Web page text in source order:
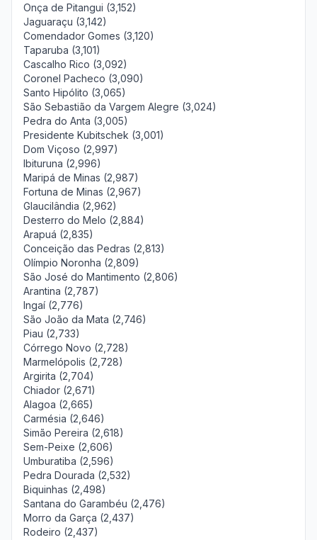
Onça de Pitangui (3,152)
Jaguaraçu (3,142)
Comendador Gomes (3,120)
Taparuba (3,101)
Cascalho Rico (3,092)
Coronel Pacheco (3,090)
Santo Hipólito (3,065)
São Sebastião da Vargem Alegre (3,024)
Pedra do Anta (3,005)
Presidente Kubitschek (3,001)
Dom Viçoso (2,997)
Ibituruna (2,996)
Maripá de Minas (2,987)
Fortuna de Minas (2,967)
Glaucilândia (2,962)
Desterro do Melo (2,884)
Arapuá (2,835)
Conceição das Pedras (2,813)
Olímpio Noronha (2,809)
São José do Mantimento (2,806)
Arantina (2,787)
Ingaí (2,776)
São João da Mata (2,746)
Piau (2,733)
Córrego Novo (2,728)
Marmelópolis (2,728)
Argirita (2,704)
Chiador (2,671)
Alagoa (2,665)
Carmésia (2,646)
Simão Pereira (2,618)
Sem-Peixe (2,606)
Umburatiba (2,596)
Pedra Dourada (2,532)
Biquinhas (2,498)
Santana do Garambéu (2,476)
Morro da Garça (2,437)
Rodeiro (2,437)